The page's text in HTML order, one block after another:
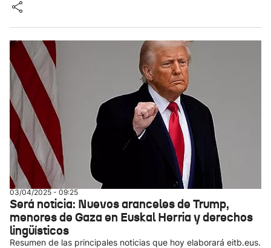
03/04/2025 - 09:25
Será noticia: Nuevos aranceles de Trump,
menores de Gaza en Euskal Herria y derechos
lingüísticos
Resumen de las principales noticias que hoy elaborará eitb.eus.